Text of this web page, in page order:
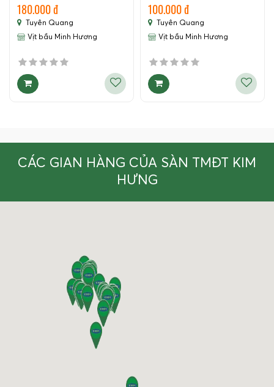
180.000 đ
Tuyên Quang
Vịt bầu Minh Hương
100.000 đ
Tuyên Quang
Vịt bầu Minh Hương
CÁC GIAN HÀNG CỦA SÀN TMĐT KIM
HƯNG